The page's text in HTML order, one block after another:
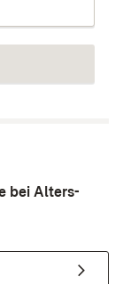
bei Alters-